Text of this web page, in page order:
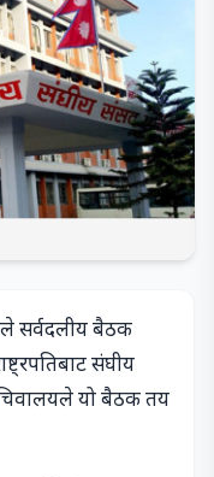
सर्वदलीय बैठक
संघीय
यो बैठक तय